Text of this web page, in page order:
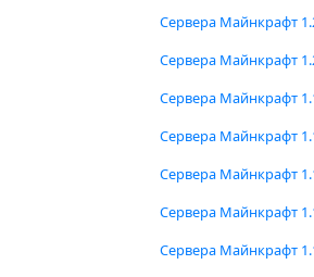
Сервера Майнкрафт
Сервера Майнкрафт
Сервера Майнкрафт
Сервера Майнкрафт
Сервера Майнкрафт
Сервера Майнкрафт
Сервера Майнкрафт